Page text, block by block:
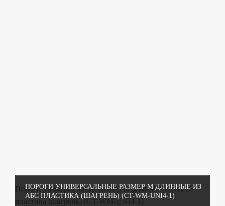
ПОРОГИ УНИВЕРСАЛЬНЫЕ РАЗМЕР М ДЛИННЫЕ ИЗ
АБС ПЛАСТИКА (ШАГРЕНЬ) (CT-WM-UNI4-1)
Пороги универсальные размер М длинные из АБС
пластика (шагрень) (CT-WM-UNI4-1)